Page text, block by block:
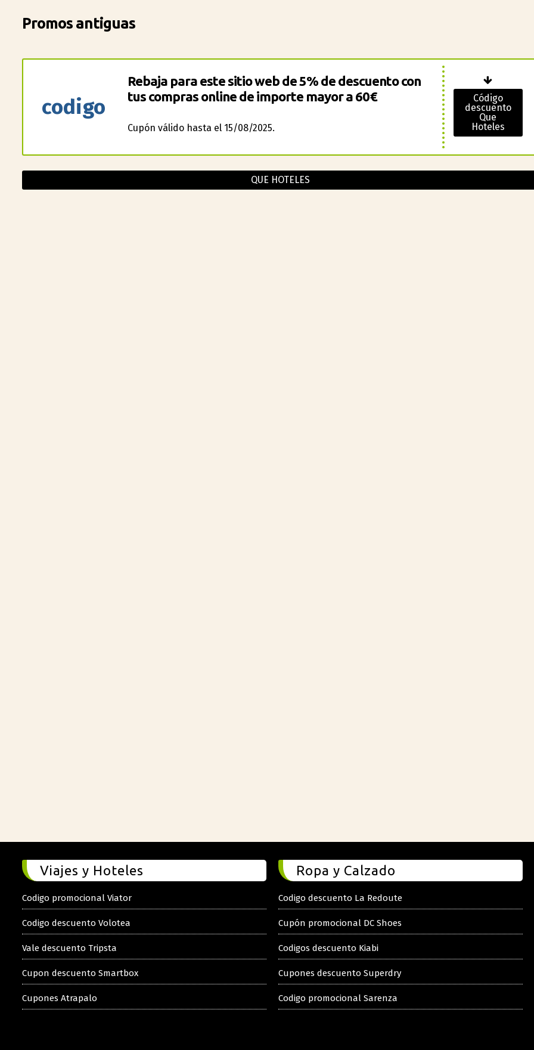
Promos antiguas
codigo
Rebaja para este sitio web de 5% de descuento con
tus compras online de importe mayor a 60€
Cupón válido hasta el 15/08/2025.
Código
descuento
Que
Hoteles
QUE HOTELES
Viajes y Hoteles
Codigo promocional Viator
Codigo descuento Volotea
Vale descuento Tripsta
Cupon descuento Smartbox
Cupones Atrapalo
Ropa y Calzado
Codigo descuento La Redoute
Cupón promocional DC Shoes
Codigos descuento Kiabi
Cupones descuento Superdry
Codigo promocional Sarenza